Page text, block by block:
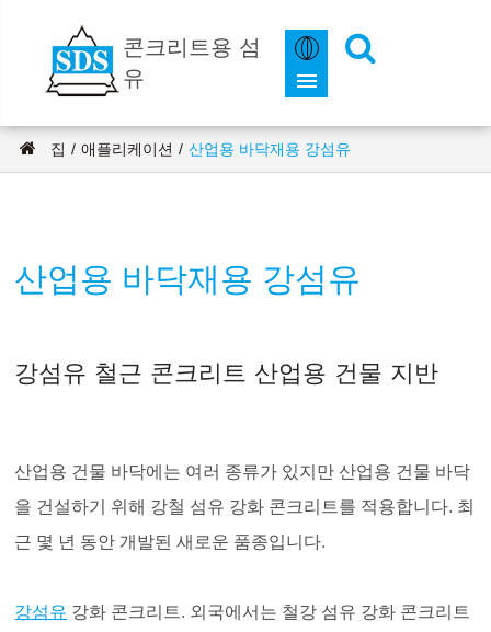
콘크리트용 섬
유
집 애플리케이션 산업용 바닥재용 강섬유
산업용 바닥재용 강섬유
강섬유 철근 콘크리트 산업용 건물 지반
산업용 건물 바닥에는 여러 종류가 있지만 산업용 건물 바닥
을 건설하기 위해 강철 섬유 강화 콘크리트를 적용합니다. 최
근 몇 년 동안 개발된 새로운 품종입니다.
강섬유 강화 콘크리트. 외국에서는 철강 섬유 강화 콘크리트